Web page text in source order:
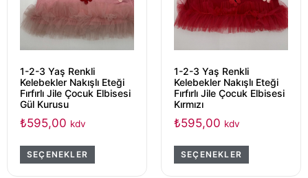
1-2-3 Yaş Renkli
Kelebekler Nakışlı Eteği
Fırfırlı Jile Çocuk Elbisesi
Gül Kurusu
₺595,00 kdv
SEÇENEKLER
1-2-3 Yaş Renkli
Kelebekler Nakışlı Eteği
Fırfırlı Jile Çocuk Elbisesi
Kırmızı
₺595,00 kdv
SEÇENEKLER